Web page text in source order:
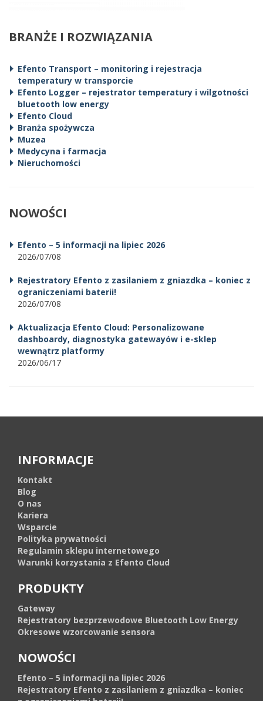
BRANŻE I ROZWIĄZANIA
Efento Transport – monitoring i rejestracja
temperatury w transporcie
Efento Logger – rejestrator temperatury i wilgotności
bluetooth low energy
Efento Cloud
Branża spożywcza
Muzea
Medycyna i farmacja
Nieruchomości
NOWOŚCI
Efento – 5 informacji na lipiec 2026
2026/07/08
Rejestratory Efento z zasilaniem z gniazdka – koniec z
ograniczeniami baterii!
2026/07/08
Aktualizacja Efento Cloud: Personalizowane
dashboardy, diagnostyka gatewayów i e-sklep
wewnątrz platformy
2026/06/17
INFORMACJE
Kontakt
Blog
O nas
Kariera
Wsparcie
Polityka prywatności
Regulamin sklepu internetowego
Warunki korzystania z Efento Cloud
PRODUKTY
Gateway
Rejestratory bezprzewodowe Bluetooth Low Energy
Okresowe wzorcowanie sensora
NOWOŚCI
Efento – 5 informacji na lipiec 2026
Rejestratory Efento z zasilaniem z gniazdka – koniec